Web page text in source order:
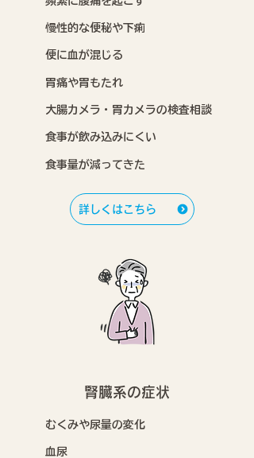
慢性的な便秘や下痢
便に血が混じる
胃痛や胃もたれ
大腸カメラ・胃カメラの検査相談
食事が飲み込みにくい
食事量が減ってきた
詳しくはこちら
腎臓系の症状
むくみや尿量の変化
血尿